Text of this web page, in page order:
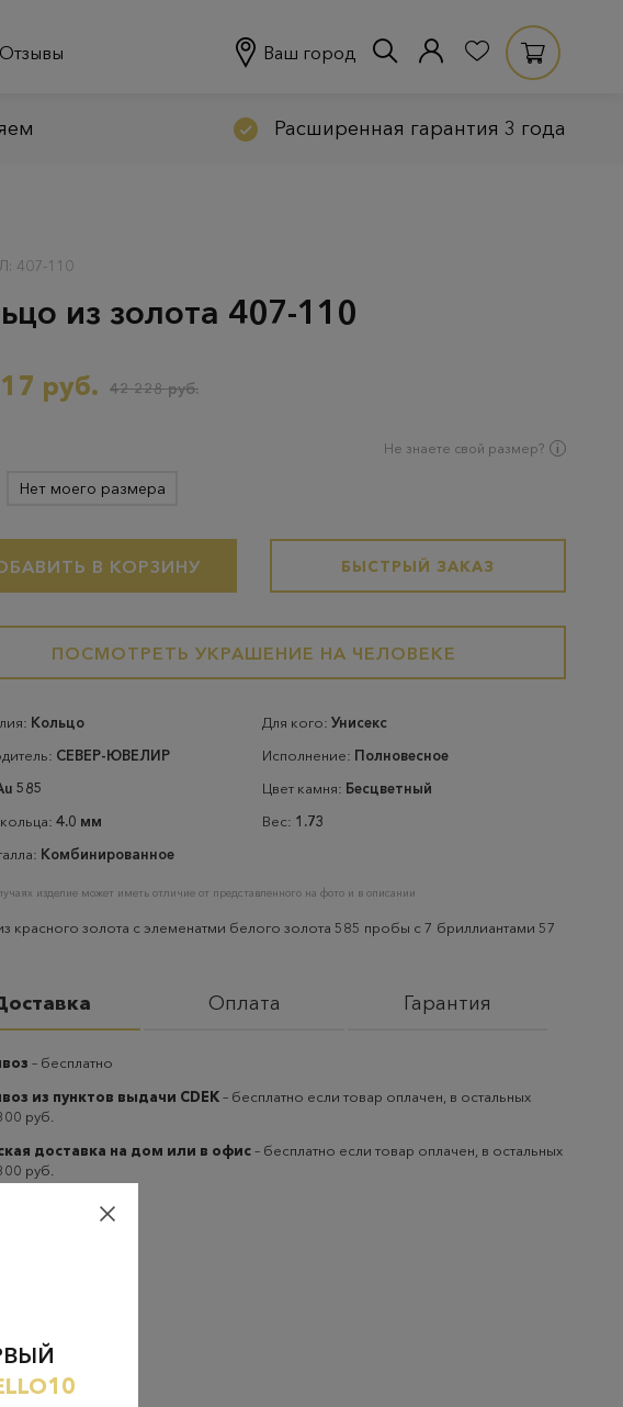
Отзывы Ваш город
Расширенная гарантия 3 года
407-110
из золота 407-110
руб. 42 228 руб.
Не знаете свой размер?
Нет моего размера
В КОРЗИНУ БЫСТРЫЙ ЗАКАЗ
ПОСМОТРЕТЬ УКРАШЕНИЕ НА ЧЕЛОВЕКЕ
Кольцо
СЕВЕР-ЮВЕЛИР
585
4.0 мм
Комбинированное
Для кого: Унисекс
Исполнение: Полновесное
Цвет камня: Бесцветный
Вес: 1.73
изделие может иметь отличие от представленного на фото и в описании
красного золота с элеменатми белого золота 585 пробы с 7 бриллиантами 57
Оплата Гарантия
– бесплатно
из пунктов выдачи CDEK– бесплатно если товар оплачен, в остальных
руб.
доставка на дом или в офис– бесплатно если товар оплачен, в остальных
руб.